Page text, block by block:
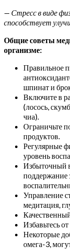
— Стресс в виде
способствует
Общие советы
организме:
Правильное
шпинат и
Включите в
(лосось,
чиа).
Ограничьте
продуктов.
Регулярные
уровень
Избыточный
поддержание
Управление
медитация,
Избавьтесь
Некоторые
омега-3,